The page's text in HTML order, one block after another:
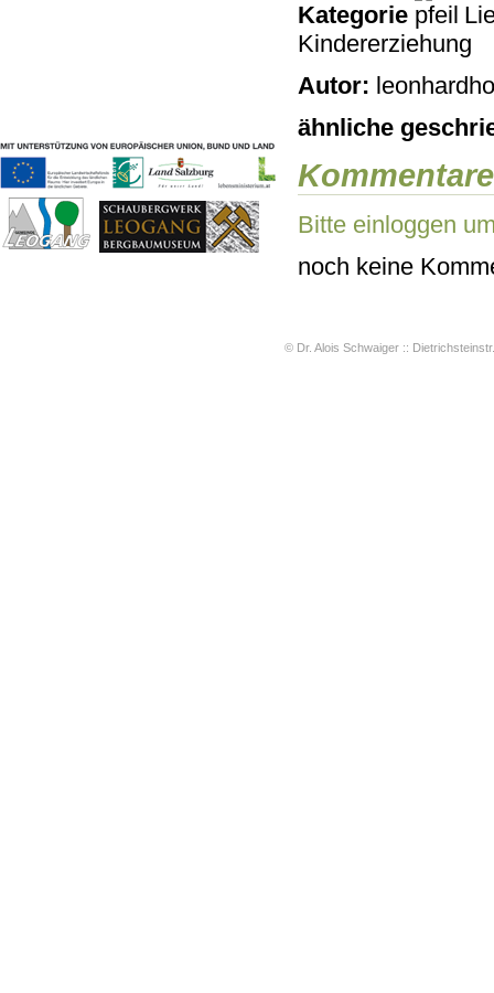
Kategorie
Kindererziehung
Autor:
ähnliche
Kommentare
Bitte einloggen
noch keine
© Dr. Alois Schwaiger ::